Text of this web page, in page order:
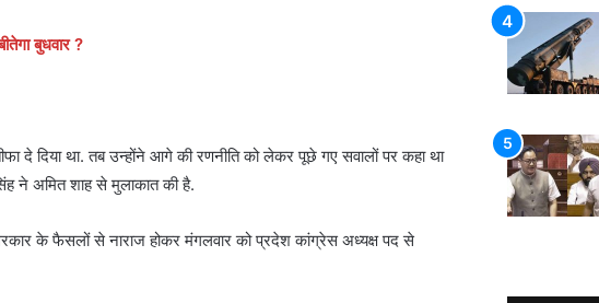
बुधवार ?
दे दिया था. तब उन्होंने आगे की रणनीति को लेकर पूछे गए सवालों पर कहा था
ने अमित शाह से मुलाकात की है.
के फैसलों से नाराज होकर मंगलवार को प्रदेश कांग्रेस अध्यक्ष पद से